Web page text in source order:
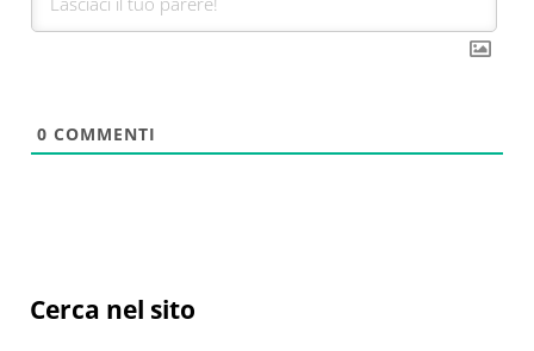
0 COMMENTI
Sidebar
Cerca nel sito